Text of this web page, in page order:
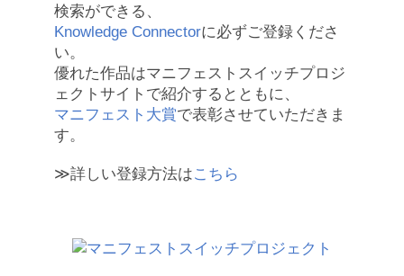
検索ができる、
Knowledge Connectorに必ずご登録くださ
い。
優れた作品はマニフェストスイッチプロジ
ェクトサイトで紹介するとともに、
マニフェスト大賞で表彰させていただきま
す。
≫詳しい登録方法はこちら